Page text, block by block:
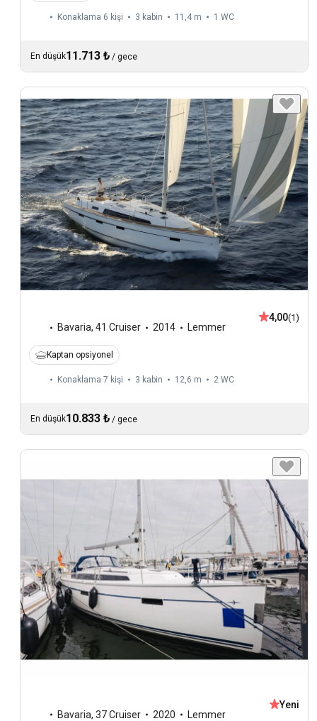
Konaklama 6 kişi 3 kabin 11,4 m 1 WC
En düşük11.713 ₺ / gece
Bavaria, 41 Cruiser 2014 Lemmer
4,00(1)
Kaptan opsiyonel
Konaklama 7 kişi 3 kabin 12,6 m 2 WC
En düşük10.833 ₺ / gece
Bavaria, 37 Cruiser 2020 Lemmer
Yeni